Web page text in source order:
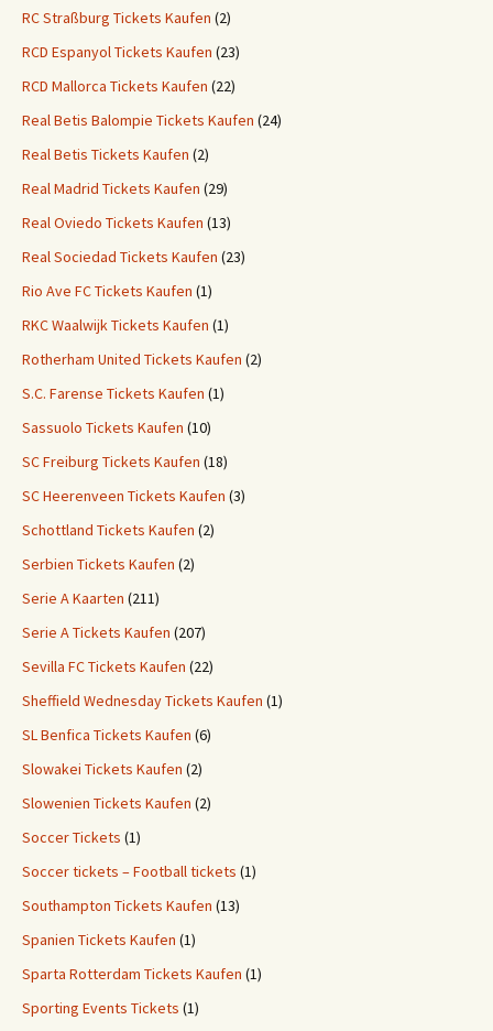
RC Straßburg Tickets Kaufen (2)
RCD Espanyol Tickets Kaufen (23)
RCD Mallorca Tickets Kaufen (22)
Real Betis Balompie Tickets Kaufen (24)
Real Betis Tickets Kaufen (2)
Real Madrid Tickets Kaufen (29)
Real Oviedo Tickets Kaufen (13)
Real Sociedad Tickets Kaufen (23)
Rio Ave FC Tickets Kaufen (1)
RKC Waalwijk Tickets Kaufen (1)
Rotherham United Tickets Kaufen (2)
S.C. Farense Tickets Kaufen (1)
Sassuolo Tickets Kaufen (10)
SC Freiburg Tickets Kaufen (18)
SC Heerenveen Tickets Kaufen (3)
Schottland Tickets Kaufen (2)
Serbien Tickets Kaufen (2)
Serie A Kaarten (211)
Serie A Tickets Kaufen (207)
Sevilla FC Tickets Kaufen (22)
Sheffield Wednesday Tickets Kaufen (1)
SL Benfica Tickets Kaufen (6)
Slowakei Tickets Kaufen (2)
Slowenien Tickets Kaufen (2)
Soccer Tickets (1)
Soccer tickets – Football tickets (1)
Southampton Tickets Kaufen (13)
Spanien Tickets Kaufen (1)
Sparta Rotterdam Tickets Kaufen (1)
Sporting Events Tickets (1)